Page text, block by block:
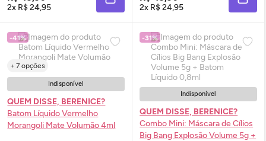
2x R$ 24,95 ADICIONAR À SACOLA
2x R$ 24,95
-41%
+ 7 opções
Indisponível
QUEM DISSE, BERENICE?
Batom Líquido Vermelho
Morangoli Mate Volumão 4ml
-31%
Indisponível
QUEM DISSE, BERENICE?
Combo Mini: Máscara de Cílios
Big Bang Explosão Volume 5g +